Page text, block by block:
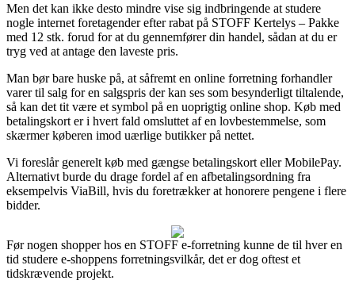
Men det kan ikke desto mindre vise sig indbringende at studere
nogle internet foretagender efter rabat på STOFF Kertelys – Pakke
med 12 stk. forud for at du gennemfører din handel, sådan at du er
tryg ved at antage den laveste pris.
Man bør bare huske på, at såfremt en online forretning forhandler
varer til salg for en salgspris der kan ses som besynderligt tiltalende,
så kan det tit være et symbol på en uoprigtig online shop. Køb med
betalingskort er i hvert fald omsluttet af en lovbestemmelse, som
skærmer køberen imod uærlige butikker på nettet.
Vi foreslår generelt køb med gængse betalingskort eller MobilePay.
Alternativt burde du drage fordel af en afbetalingsordning fra
eksempelvis ViaBill, hvis du foretrækker at honorere pengene i flere
bidder.
Før nogen shopper hos en STOFF e-forretning kunne de til hver en
tid studere e-shoppens forretningsvilkår, det er dog oftest et
tidskrævende projekt.